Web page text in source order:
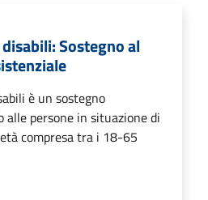
Sostegno al
è un sostegno
alle persone in situazione di
compresa tra i 18-65